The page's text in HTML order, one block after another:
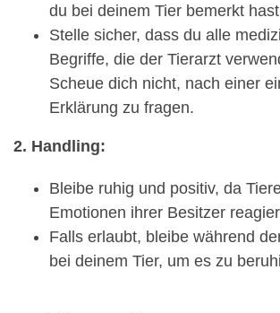
du bei deinem Tier bemerkt
Stelle sicher, dass du alle
Begriffe, die der Tierarzt
Scheue dich nicht, nach einer
Erklärung zu fragen.
2. Handling:
Bleibe ruhig und positiv, da
Emotionen ihrer Besitzer
Falls erlaubt, bleibe während
bei deinem Tier, um es zu